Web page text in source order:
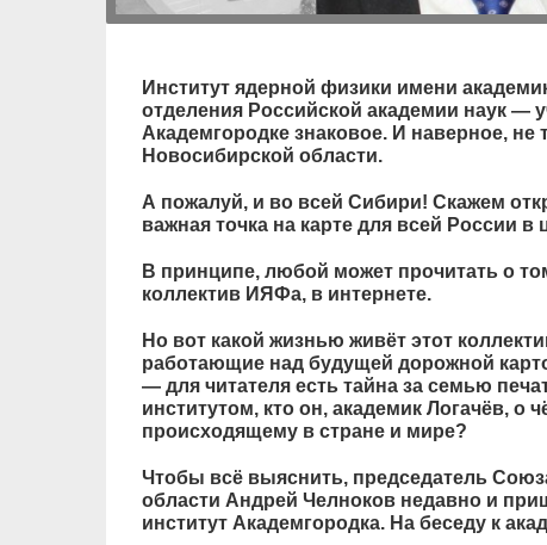
Институт ядерной физики имени
отделения Российской академии наук —
Академгородке знаковое. И наверное, не
Новосибирской области.
А пожалуй, и во всей Сибири! Скажем
важная точка на карте для всей России
В принципе, любой может прочитать о
коллектив ИЯФа, в интернете.
Но вот какой жизнью живёт этот
работающие над будущей дорожной
— для читателя есть тайна за семью
институтом, кто он, академик Логачёв, о
происходящему в стране и мире?
Чтобы всё выяснить, председатель
области Андрей Челноков недавно и
институт Академгородка. На беседу к